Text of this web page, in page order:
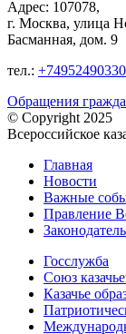
Адрес: 107078,
г. Москва, улица
Басманная, дом. 9
тел.: +74952490330
Обращения
© Copyright 2025
Всероссийское
Главная
Новости
Важные
Правление
Госслужба
Союз
Казачье